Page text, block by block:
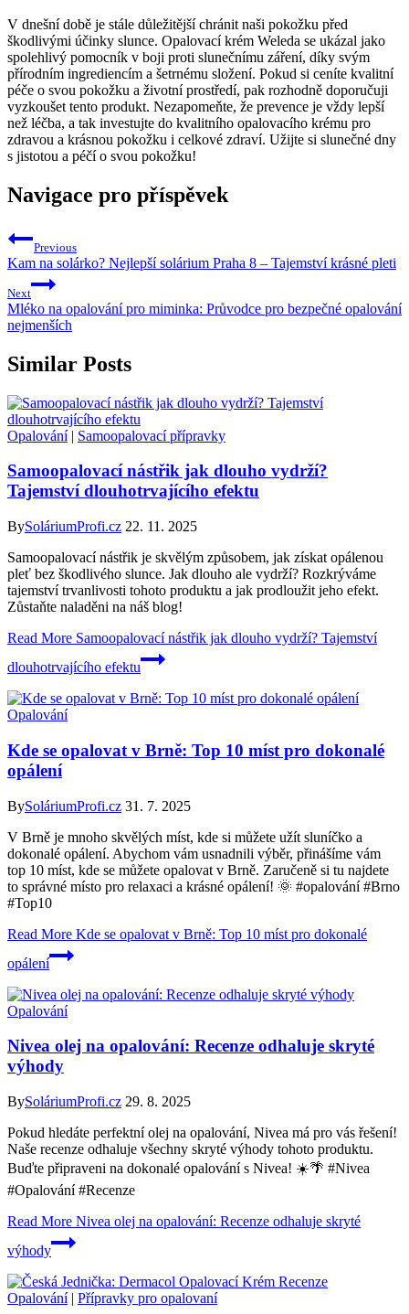
V dnešní době je stále důležitější chránit naši pokožku před
škodlivými účinky slunce. Opalovací krém Weleda se ukázal jako
spolehlivý pomocník v boji proti slunečnímu záření, díky svým
přírodním ingrediencím a šetrnému složení. Pokud si ceníte kvalitní
péče o svou pokožku a životní prostředí, pak rozhodně doporučuji
vyzkoušet tento produkt. Nezapomeňte, že prevence je vždy lepší
než léčba, a tak investujte do kvalitního opalovacího krému pro
zdravou a krásnou pokožku i celkové zdraví. Užijte si slunečné dny
s jistotou a péčí o svou pokožku!
Navigace pro příspěvek
Previous
Kam na solárko? Nejlepší solárium Praha 8 – Tajemství krásné pleti
Next
Mléko na opalování pro miminka: Průvodce pro bezpečné opalování
nejmenších
Similar Posts
Opalování| Samoopalovací přípravky
Samoopalovací nástřik jak dlouho vydrží?
Tajemství dlouhotrvajícího efektu
BySoláriumProfi.cz 22. 11. 2025
Samoopalovací nástřik je skvělým způsobem, jak získat opálenou
pleť bez škodlivého slunce. Jak dlouho ale vydrží? Rozkrýváme
tajemství trvanlivosti tohoto produktu a jak prodloužit jeho efekt.
Zůstaňte naladěni na náš blog!
Read More Samoopalovací nástřik jak dlouho vydrží? Tajemství
dlouhotrvajícího efektu
Opalování
Kde se opalovat v Brně: Top 10 míst pro dokonalé
opálení
BySoláriumProfi.cz 31. 7. 2025
V Brně je mnoho skvělých míst, kde si můžete užít sluníčko a
dokonalé opálení. Abychom vám usnadnili výběr, přinášíme vám
top 10 míst, kde se můžete opalovat v Brně. Zaručeně si tu najdete
to správné místo pro relaxaci a krásné opálení! 🌞 #opalování #Brno
#Top10
Read More Kde se opalovat v Brně: Top 10 míst pro dokonalé
opálení
Opalování
Nivea olej na opalování: Recenze odhaluje skryté
výhody
BySoláriumProfi.cz 29. 8. 2025
Pokud hledáte perfektní olej na opalování, Nivea má pro vás řešení!
Naše recenze odhaluje všechny skryté výhody tohoto produktu.
Buďte připraveni na dokonalé opalování s Nivea! ☀️🌴 #Nivea
#Opalování #Recenze
Read More Nivea olej na opalování: Recenze odhaluje skryté
výhody
Opalování| Přípravky pro opalovaní